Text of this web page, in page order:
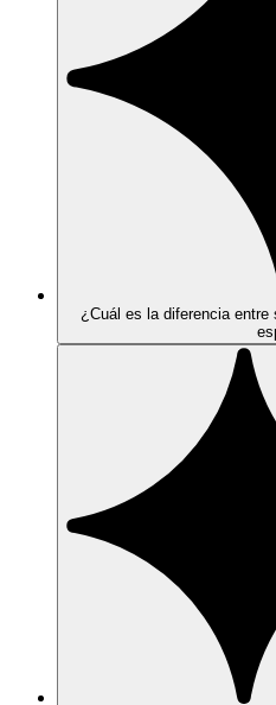
¿Cuál es la diferencia